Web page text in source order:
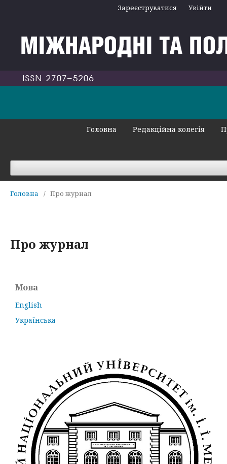
Головна Редакційна колегія
Зареєструватися Увійти
Головна / Про журнал
Про журнал
Мова
English
Українська